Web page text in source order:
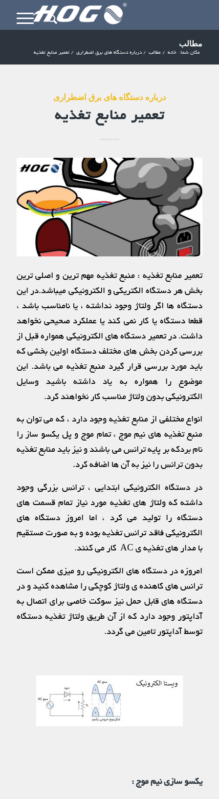
مطالب
مکان شما: خانه / مطالب / درباره دستگاه های برق اضطراری / تعمیر منابع تغذیه
درباره دستگاه های برق اضطراری
تعمیر منابع تغذیه
تعمیر منابع تغذیه : منبع تغذیه مهم ترین و اصلی ترین
بخش هر دستگاه الکتریکی و الکترونیکی میباشد.در این
دستگاه ها اگر ولتاژ وجود نداشته ، یا نامناسب باشد ،
قطعا دستگاه یا کار نمی کند یا عملکرد صحیحی نخواهد
داشت. در تعمیر دستگاه های الکترونیکی همواره قبل از
بررسی کردن بخش های مختلف دستگاه اولین بخشی که
باید مورد بررسی قرار گیرد منبع تغذیه می باشد. این
موضوع را همواره به یاد داشته باشید وسایل
الکترونیکی بدون ولتاژ مناسب کار نخواهند کرد.
انواع مختلفی از منابع تغذیه وجود دارد ، که می توان به
منبع تغذیه های نیم موج ، تمام موج و پل یکسو ساز را
نام بردکه بر پایه ترانس می باشند و نیز باید منابع تغذیه
بدون ترانس را نیز به آن ها اضافه کرد.
در دستگاه الکترونیکی ابتدایی ، ترانس بزرگی وجود
داشته که ولتاژ های تغذیه مورد نیاز تمام قسمت های
دستگاه را تولید می کرد ، اما امروز دستگاه های
الکترونیکی فاقد ترانس تغذیه بوده و به صورت مستقیم
با مدار های تغذیه ی AC کار می کنند.
امروزه در دستگاه های الکترونیکی رو میزی ممکن است
ترانس های کاهنده ی ولتاژ کوچکی را مشاهده کنید و در
دستگاه های قابل حمل نیز سوکت خاصی برای اتصال به
آداپتور وجود دارد که از آن طریق ولتاژ تغذیه دستگاه
توسط آداپتور تامین می گردد.
یکسو سازی نیم موج :